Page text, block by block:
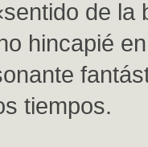
de la
hincapié
tiempos.